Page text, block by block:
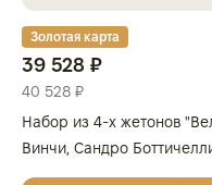
Золотая карта
39 528 ₽
40 528 ₽
Набор из 4-х жетонов
Винчи, Сандро
Гог", 2025г., Серебро,